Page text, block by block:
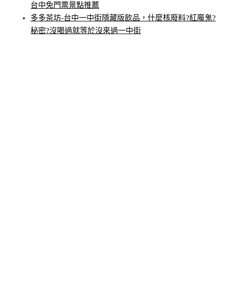
台中免門票景點推薦
多多茶坊-台中一中街隱藏版飲品，什麼核廢料?紅魔鬼?
秘密?沒喝過就等於沒來過一中街